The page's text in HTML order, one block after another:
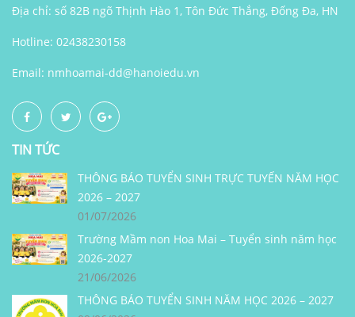
Địa chỉ: số 82B ngõ Thịnh Hào 1, Tôn Đức Thắng, Đống Đa, HN
Hotline: 02438230158
Email: nmhoamai-dd@hanoiedu.vn
TIN TỨC
THÔNG BÁO TUYỂN SINH TRỰC TUYẾN NĂM HỌC
2026 – 2027
01/07/2026
Trường Mầm non Hoa Mai – Tuyển sinh năm học
2026-2027
21/06/2026
THÔNG BÁO TUYỂN SINH NĂM HỌC 2026 – 2027